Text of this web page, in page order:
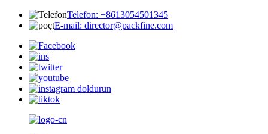
Telefon: +8613054501345
E-mail: director@packfine.com